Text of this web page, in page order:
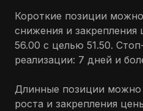
Короткие позиции
снижения и
56.00 с целью 51.50.
реализации: 7 дней и
Длинные позиции можно
роста и закрепления